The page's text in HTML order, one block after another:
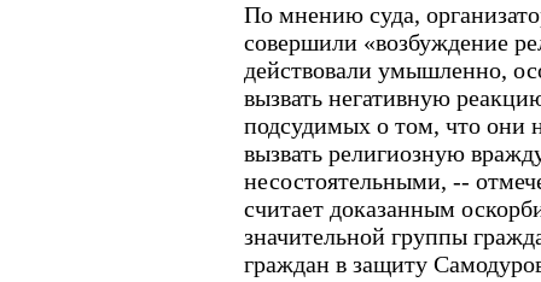
По мнению суда,
совершили «возбуждение
действовали умышленно,
вызвать негативную
подсудимых о том, что они
вызвать религиозную
несостоятельными, --
считает доказанным
значительной группы
граждан в защиту